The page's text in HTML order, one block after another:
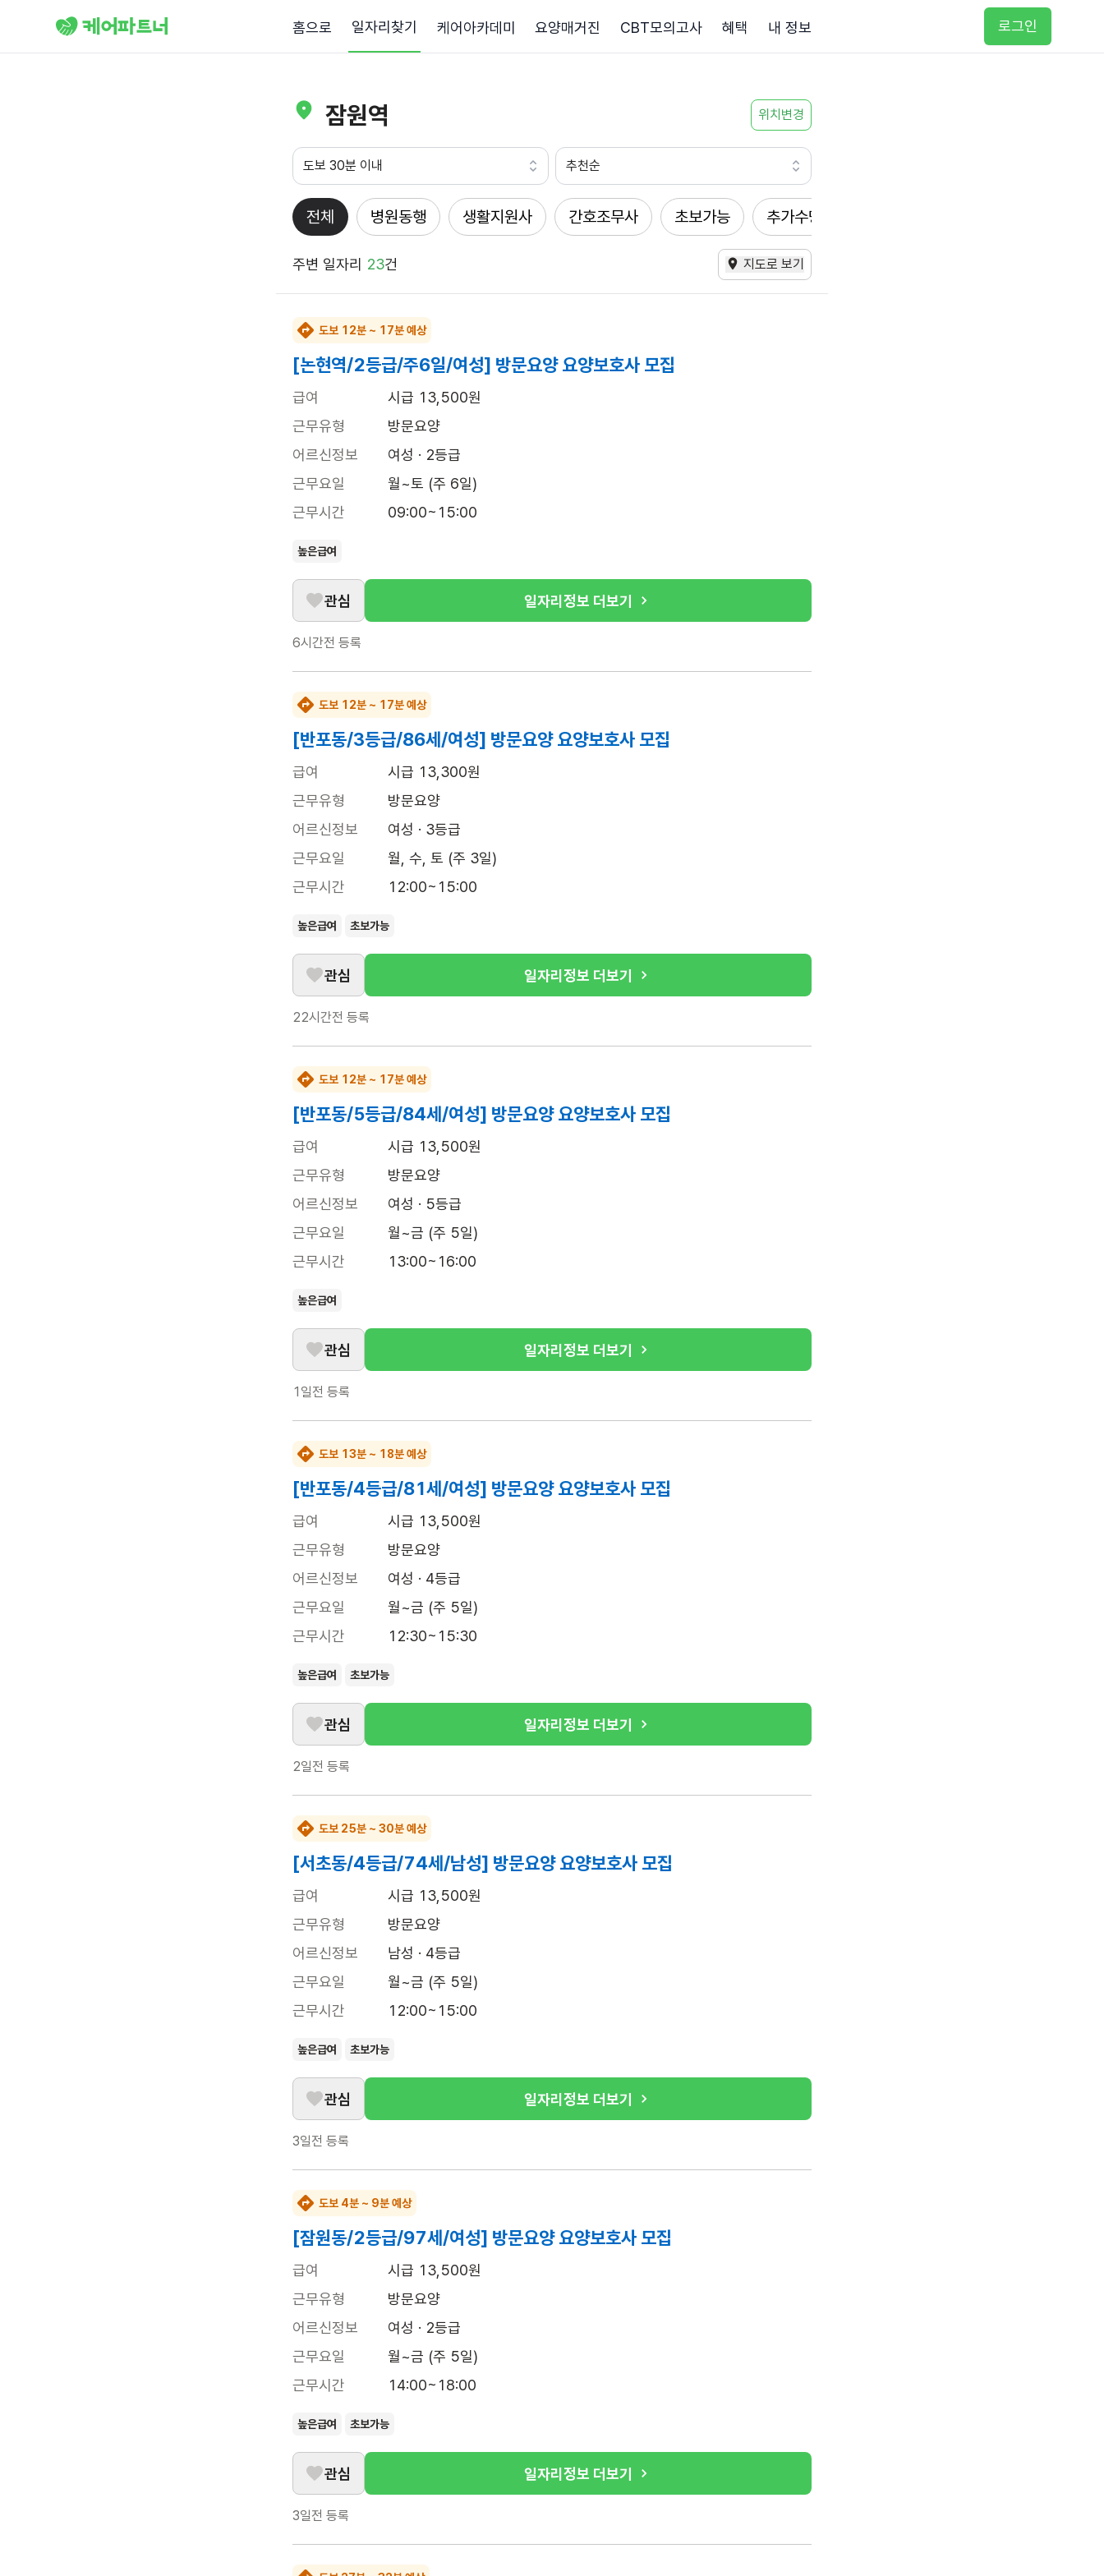
홈으로 일자리찾기 케어아카데미 요양매거진 CBT모의고사 혜택 내 정보 로그인
잠원역 위치변경
도보 30분 이내 추천순
전체 병원동행 생활지원사 간호조무사 초보가능 추가수당
주변 일자리 23건 지도로 보기
도보 12분 ~ 17분 예상
[논현역/2등급/주6일/여성] 방문요양 요양보호사 모집
급여
시급 13,500원
근무유형
방문요양
어르신정보
여성 · 2등급
근무요일
월~토 (주 6일)
근무시간
09:00~15:00
높은급여
관심 일자리정보 더보기
6시간전 등록
도보 12분 ~ 17분 예상
[반포동/3등급/86세/여성] 방문요양 요양보호사 모집
급여
시급 13,300원
근무유형
방문요양
어르신정보
여성 · 3등급
근무요일
월, 수, 토 (주 3일)
근무시간
12:00~15:00
높은급여 초보가능
관심 일자리정보 더보기
22시간전 등록
도보 12분 ~ 17분 예상
[반포동/5등급/84세/여성] 방문요양 요양보호사 모집
급여
시급 13,500원
근무유형
방문요양
어르신정보
여성 · 5등급
근무요일
월~금 (주 5일)
근무시간
13:00~16:00
높은급여
관심 일자리정보 더보기
1일전 등록
도보 13분 ~ 18분 예상
[반포동/4등급/81세/여성] 방문요양 요양보호사 모집
급여
시급 13,500원
근무유형
방문요양
어르신정보
여성 · 4등급
근무요일
월~금 (주 5일)
근무시간
12:30~15:30
높은급여 초보가능
관심 일자리정보 더보기
2일전 등록
도보 25분 ~ 30분 예상
[서초동/4등급/74세/남성] 방문요양 요양보호사 모집
급여
시급 13,500원
근무유형
방문요양
어르신정보
남성 · 4등급
근무요일
월~금 (주 5일)
근무시간
12:00~15:00
높은급여 초보가능
관심 일자리정보 더보기
3일전 등록
도보 4분 ~ 9분 예상
[잠원동/2등급/97세/여성] 방문요양 요양보호사 모집
급여
시급 13,500원
근무유형
방문요양
어르신정보
여성 · 2등급
근무요일
월~금 (주 5일)
근무시간
14:00~18:00
높은급여 초보가능
관심 일자리정보 더보기
3일전 등록